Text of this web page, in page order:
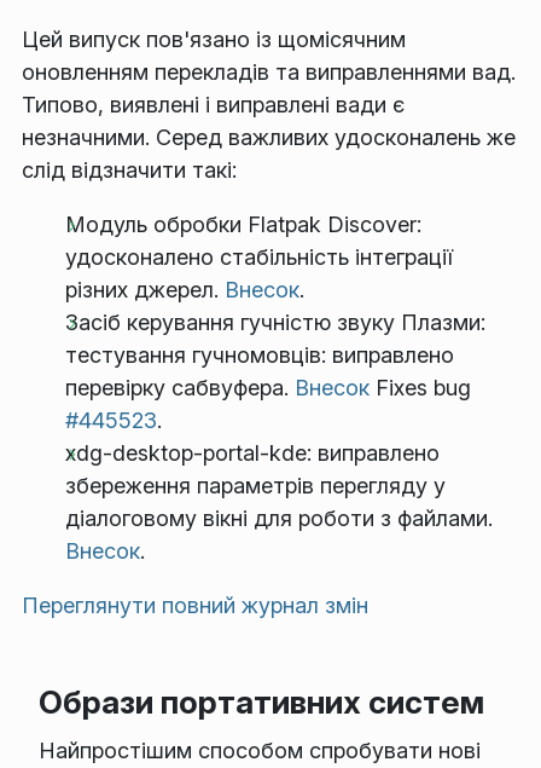
Цей випуск пов'язано із щомісячним
оновленням перекладів та виправленнями вад.
Типово, виявлені і виправлені вади є
незначними. Серед важливих удосконалень же
слід відзначити такі:
Модуль обробки Flatpak Discover:
удосконалено стабільність інтеграції
різних джерел. Внесок.
Засіб керування гучністю звуку Плазми:
тестування гучномовців: виправлено
перевірку сабвуфера. Внесок Fixes bug
#445523.
xdg-desktop-portal-kde: виправлено
збереження параметрів перегляду у
діалоговому вікні для роботи з файлами.
Внесок.
Переглянути повний журнал змін
Образи портативних систем
Найпростішим способом спробувати нові